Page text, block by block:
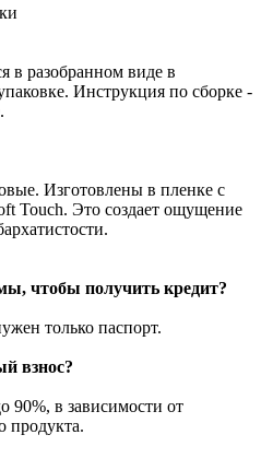
в разобранном виде в
Инструкция по сборке -
Изготовлены в пленке с
Touch. Это создает ощущение
чтобы получить кредит?
только паспорт.
взнос?
90%, в зависимости от
продукта.